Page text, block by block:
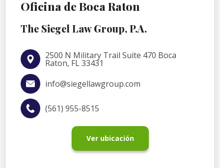
Oficina de Boca Raton
The Siegel Law Group, P.A.
2500 N Military Trail Suite 470 Boca
Raton, FL 33431
info@siegellawgroup.com
(561) 955-8515
Ver ubicación